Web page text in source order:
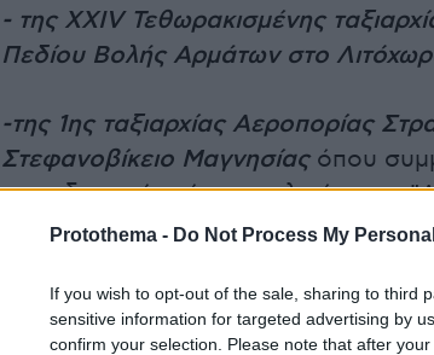
Protothema - Do Not Process My
If you wish to opt-out of the sale, sharing to third
sensitive information for targeted advertising by
confirm your selection. Please note that after
- της XXIV Τεθωρακισμένης
Πεδίου Βολής Αρμάτων στο
-της 1ης ταξιαρχίας Αεροπορίας
Στεφανοβίκειο Μαγνησίαςόπου
εκπαιδευτική πτήση με ελικόπτερο
πλαίσιο προγραμματισμένης